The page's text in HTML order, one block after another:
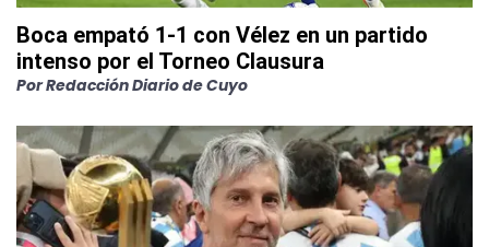
Boca empató 1-1 con Vélez en un partido
intenso por el Torneo Clausura
PorRedacción Diario de Cuyo